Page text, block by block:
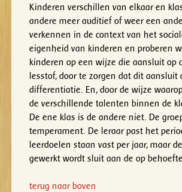
Kinderen verschillen van elkaar en
andere meer auditief of weer een
verkennen in de context van het
eigenheid van kinderen en proberen
kinderen op een wijze die aansluit op
lesstof, door te zorgen dat dit
differentiatie. En, door de wijze
de verschillende talenten binnen de
De ene klas is de andere niet. De
temperament. De leraar past het
leerdoelen staan vast per jaar, maar
gewerkt wordt sluit aan de op
terug naar boven